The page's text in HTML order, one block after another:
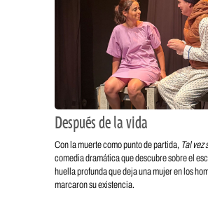
Después de la vida
Con la muerte como punto de partida, Tal vez
comedia dramática que descubre sobre el
huella profunda que deja una mujer en los
marcaron su existencia.